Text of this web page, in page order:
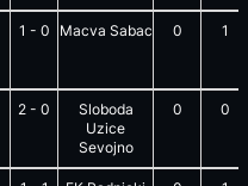
1 - 0 Macva Sabac 0 1
2 - 0
Sloboda
Uzice
Sevojno
0 0